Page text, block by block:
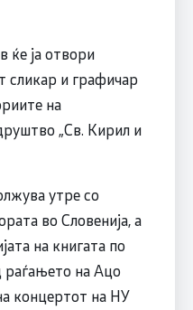
ќе ја отвори
сликар и графичар
на
„Св. Кирил и
утре со
во Словенија, а
на книгата по
раѓањето на Ацо
концертот на НУ